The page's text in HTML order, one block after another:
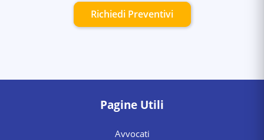
Richiedi Preventivi
Pagine Utili
Avvocati